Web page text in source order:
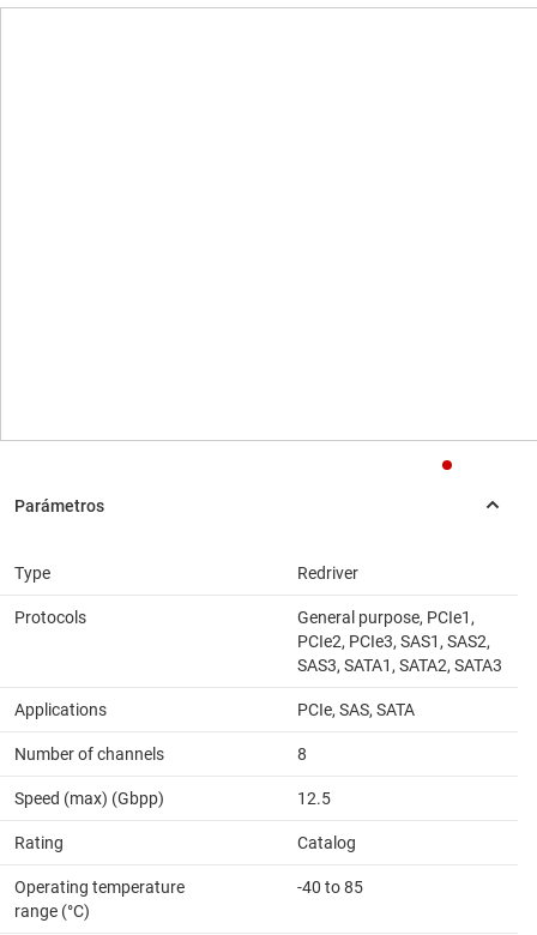
Type Redriver
Protocols
General purpose, PCIe1,
PCIe2, PCIe3, SAS1, SAS2,
SAS3, SATA1, SATA2, SATA3
Applications PCIe, SAS, SATA
Number of channels 8
Speed (max) (Gbpp) 12.5
Rating Catalog
Operating temperature
range (°C)
-40 to 85